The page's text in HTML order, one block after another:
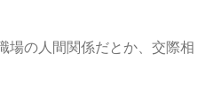
場の人間関係だとか、交際相